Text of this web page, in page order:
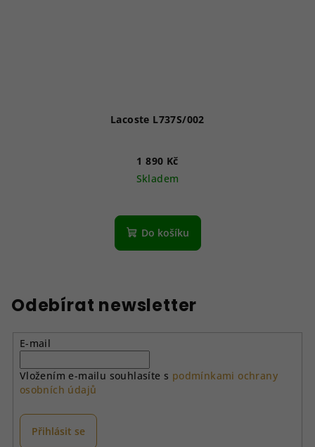
Lacoste L737S/002
1 890 Kč
Skladem
Do košíku
Odebírat newsletter
E-mail
Vložením e-mailu souhlasíte s podmínkami ochrany
osobních údajů
Přihlásit se